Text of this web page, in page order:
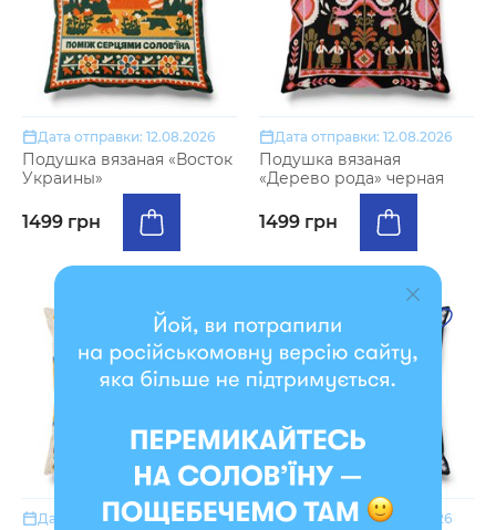
Дата отправки: 12.08.2026
Подушка вязаная «Восток
Украины»
1499 грн
Дата отправки: 12.08.2026
Подушка вязаная
«Дерево рода» черная
1499 грн
Дата отправки: 12.08.2026 Дата отправки: 12.08.2026